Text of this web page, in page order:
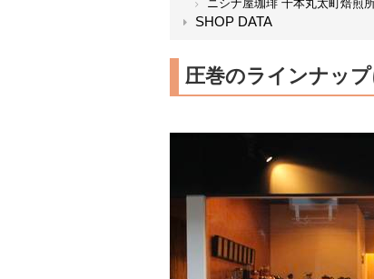
ニシナ屋珈琲 千本丸太町焙煎
SHOP DATA
圧巻のラインナップ